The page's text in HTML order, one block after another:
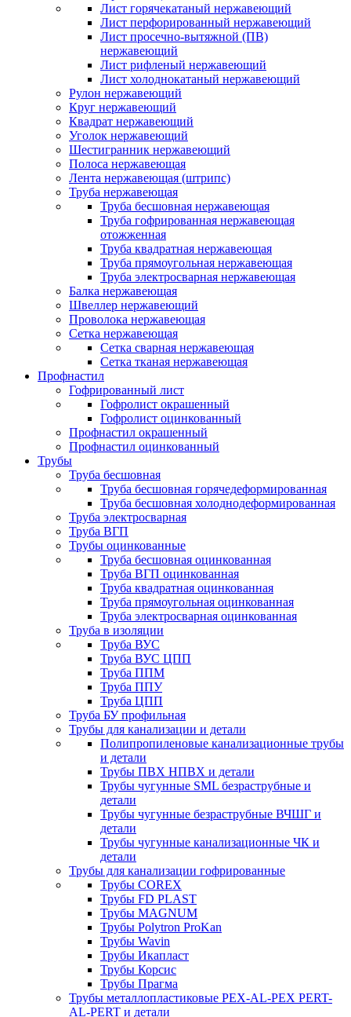
Лист горячекатаный нержавеющий
Лист перфорированный нержавеющий
Лист просечно-вытяжной (ПВ)
нержавеющий
Лист рифленый нержавеющий
Лист холоднокатаный нержавеющий
Рулон нержавеющий
Круг нержавеющий
Квадрат нержавеющий
Уголок нержавеющий
Шестигранник нержавеющий
Полоса нержавеющая
Лента нержавеющая (штрипс)
Труба нержавеющая
Труба бесшовная нержавеющая
Труба гофрированная нержавеющая
отожженная
Труба квадратная нержавеющая
Труба прямоугольная нержавеющая
Труба электросварная нержавеющая
Балка нержавеющая
Швеллер нержавеющий
Проволока нержавеющая
Сетка нержавеющая
Сетка сварная нержавеющая
Сетка тканая нержавеющая
Профнастил
Гофрированный лист
Гофролист окрашенный
Гофролист оцинкованный
Профнастил окрашенный
Профнастил оцинкованный
Трубы
Труба бесшовная
Труба бесшовная горячедеформированная
Труба бесшовная холоднодеформированная
Труба электросварная
Труба ВГП
Трубы оцинкованные
Труба бесшовная оцинкованная
Труба ВГП оцинкованная
Труба квадратная оцинкованная
Труба прямоугольная оцинкованная
Труба электросварная оцинкованная
Труба в изоляции
Труба ВУС
Труба ВУС ЦПП
Труба ППМ
Труба ППУ
Труба ЦПП
Труба БУ профильная
Трубы для канализации и детали
Полипропиленовые канализационные трубы
и детали
Трубы ПВХ НПВХ и детали
Трубы чугунные SML безраструбные и
детали
Трубы чугунные безраструбные ВЧШГ и
детали
Трубы чугунные канализационные ЧК и
детали
Трубы для канализации гофрированные
Трубы COREX
Трубы FD PLAST
Трубы MAGNUM
Трубы Polytron ProKan
Трубы Wavin
Трубы Икапласт
Трубы Корсис
Трубы Прагма
Трубы металлопластиковые PEX-AL-PEX PERT-
AL-PERT и детали